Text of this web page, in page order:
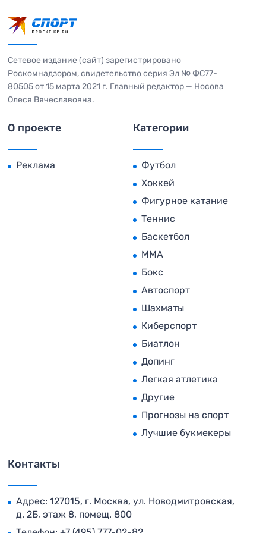
Сетевое издание (сайт) зарегистрировано
Роскомнадзором, свидетельство серия Эл № ФС77-
80505 от 15 марта 2021 г. Главный редактор — Носова
Олеся Вячеславовна.
О проекте
Реклама
Категории
Футбол
Хоккей
Фигурное катание
Теннис
Баскетбол
MMA
Бокс
Автоспорт
Шахматы
Киберспорт
Биатлон
Допинг
Легкая атлетика
Другие
Прогнозы на спорт
Лучшие букмекеры
Контакты
Адрес: 127015, г. Москва, ул. Новодмитровская,
д. 2Б, этаж 8, помещ. 800